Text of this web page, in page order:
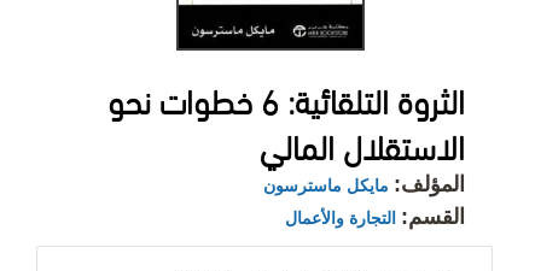
الثروة التلقائية: 6 خطوات نحو
الاستقلال المالي
المؤلف: مايكل ماسترسون
القسم: التجارة والأعمال